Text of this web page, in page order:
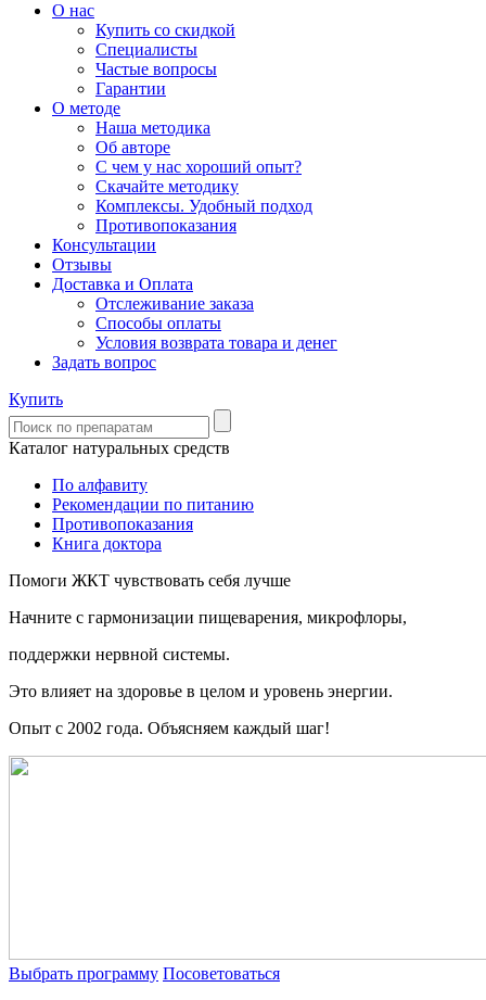
О нас
Купить со скидкой
Специалисты
Частые вопросы
Гарантии
О методе
Наша методика
Об авторе
С чем у нас хороший опыт?
Скачайте методику
Комплексы. Удобный подход
Противопоказания
Консультации
Отзывы
Доставка и Оплата
Отслеживание заказа
Способы оплаты
Условия возврата товара и денег
Задать вопрос
Купить
Каталог натуральных средств
По алфавиту
Рекомендации по питанию
Противопоказания
Книга доктора
Помоги ЖКТ чувствовать себя лучше
Начните c гармонизации пищеварения, микрофлоры,
поддержки нервной системы.
Это влияет на здоровье в целом и уровень энергии.
Опыт с 2002 года. Объясняем каждый шаг!
Выбрать программу Посоветоваться